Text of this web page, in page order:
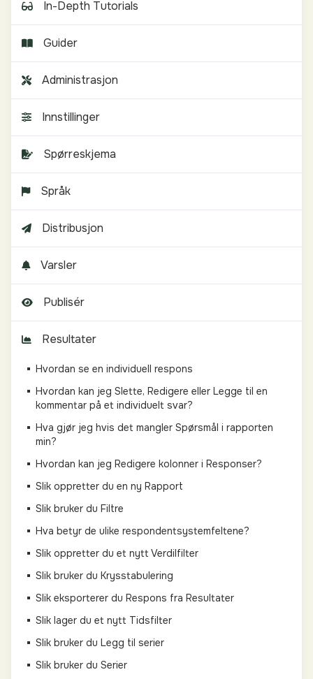
In-Depth Tutorials
Guider
Administrasjon
Innstillinger
Spørreskjema
Språk
Distribusjon
Varsler
Publisér
Resultater
Hvordan se en individuell respons
Hvordan kan jeg Slette, Redigere eller Legge til en
kommentar på et individuelt svar?
Hva gjør jeg hvis det mangler Spørsmål i rapporten
min?
Hvordan kan jeg Redigere kolonner i Responser?
Slik oppretter du en ny Rapport
Slik bruker du Filtre
Hva betyr de ulike respondentsystemfeltene?
Slik oppretter du et nytt Verdilfilter
Slik bruker du Krysstabulering
Slik eksporterer du Respons fra Resultater
Slik lager du et nytt Tidsfilter
Slik bruker du Legg til serier
Slik bruker du Serier